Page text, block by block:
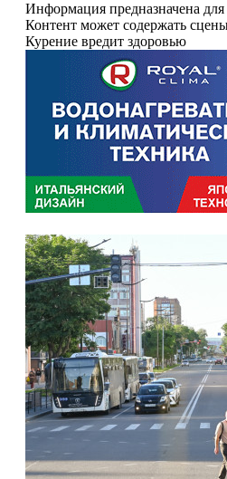
Информация предназначена
Контент может содержать
Курение вредит здоровью